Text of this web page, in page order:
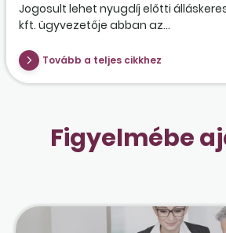
Jogosult lehet nyugdíj előtti
kft. ügyvezetője abban az...
Tovább a teljes cikkhez
Figyelmébe